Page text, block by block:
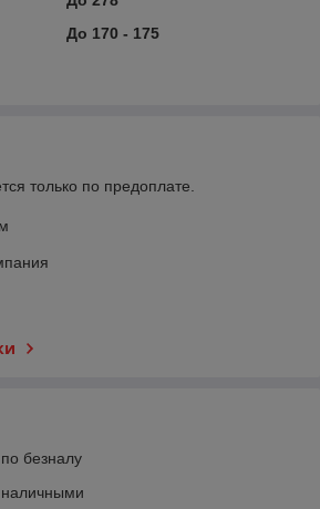
До 170 - 175
только по предоплате.
безналу